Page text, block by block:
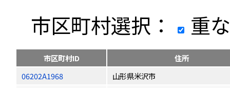
市区町村選択：
重
市区町村ID
住所
06202A1968
山形県米沢市